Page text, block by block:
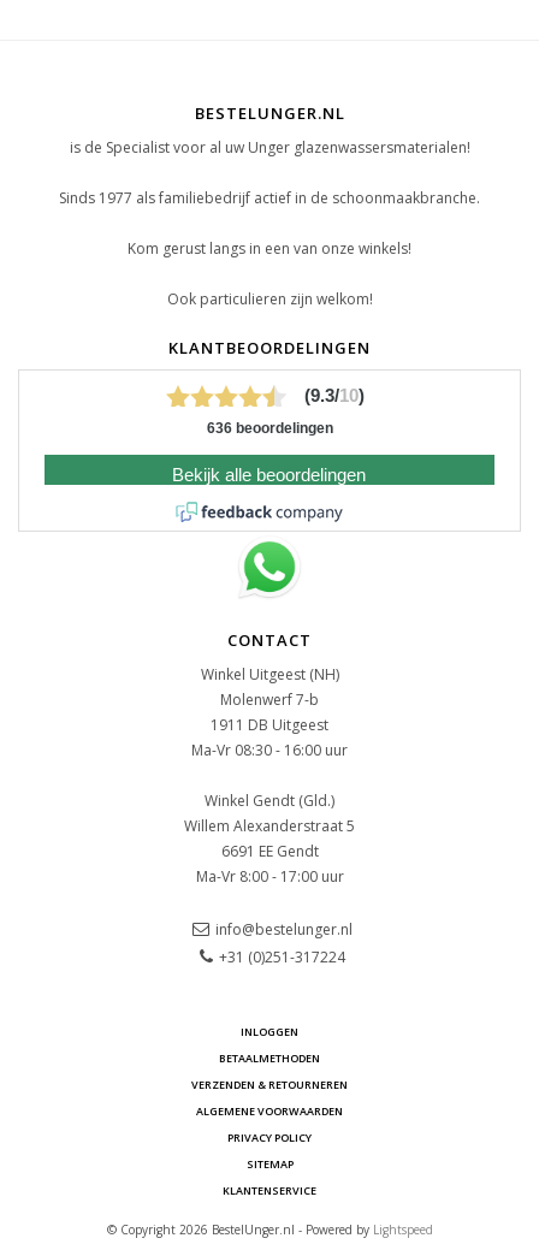
BESTELUNGER.NL
is de Specialist voor al uw Unger glazenwassersmaterialen!
Sinds 1977 als familiebedrijf actief in de schoonmaakbranche.
Kom gerust langs in een van onze winkels!
Ook particulieren zijn welkom!
KLANTBEOORDELINGEN
(9.3/10)
636 beoordelingen
Bekijk alle beoordelingen
CONTACT
Winkel Uitgeest (NH)
Molenwerf 7-b
1911 DB Uitgeest
Ma-Vr 08:30 - 16:00 uur
Winkel Gendt (Gld.)
Willem Alexanderstraat 5
6691 EE Gendt
Ma-Vr 8:00 - 17:00 uur
info@bestelunger.nl
+31 (0)251-317224
INLOGGEN
BETAALMETHODEN
VERZENDEN & RETOURNEREN
ALGEMENE VOORWAARDEN
PRIVACY POLICY
SITEMAP
KLANTENSERVICE
© Copyright 2026 BestelUnger.nl - Powered by Lightspeed